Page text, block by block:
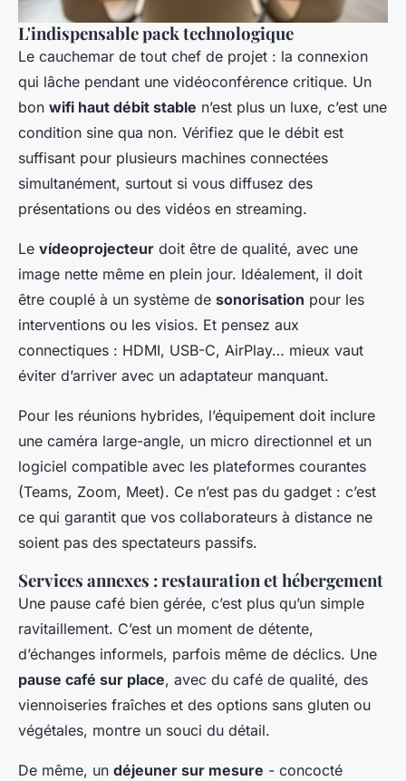
L'indispensable pack technologique
Le cauchemar de tout chef de projet : la connexion
qui lâche pendant une vidéoconférence critique. Un
bon wifi haut débit stable n’est plus un luxe, c’est une
condition sine qua non. Vérifiez que le débit est
suffisant pour plusieurs machines connectées
simultanément, surtout si vous diffusez des
présentations ou des vidéos en streaming.
Le vídeoprojecteur doit être de qualité, avec une
image nette même en plein jour. Idéalement, il doit
être couplé à un système de sonorisation pour les
interventions ou les visios. Et pensez aux
connectiques : HDMI, USB-C, AirPlay… mieux vaut
éviter d’arriver avec un adaptateur manquant.
Pour les réunions hybrides, l’équipement doit inclure
une caméra large-angle, un micro directionnel et un
logiciel compatible avec les plateformes courantes
(Teams, Zoom, Meet). Ce n’est pas du gadget : c’est
ce qui garantit que vos collaborateurs à distance ne
soient pas des spectateurs passifs.
Services annexes : restauration et hébergement
Une pause café bien gérée, c’est plus qu’un simple
ravitaillement. C’est un moment de détente,
d’échanges informels, parfois même de déclics. Une
pause café sur place, avec du café de qualité, des
viennoiseries fraîches et des options sans gluten ou
végétales, montre un souci du détail.
De même, un déjeuner sur mesure - concocté